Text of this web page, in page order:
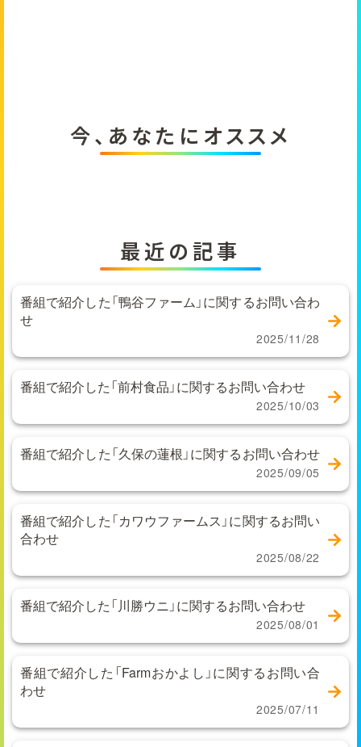
今、あなたにオススメ
最近の記事
番組で紹介した「鴨谷ファーム」に関するお問い合わ
せ
2025/11/28
番組で紹介した「前村食品」に関するお問い合わせ
2025/10/03
番組で紹介した「久保の蓮根」に関するお問い合わせ
2025/09/05
番組で紹介した「カワウファームス」に関するお問い
合わせ
2025/08/22
番組で紹介した「川勝ウニ」に関するお問い合わせ
2025/08/01
番組で紹介した「Farmおかよし」に関するお問い合
わせ
2025/07/11